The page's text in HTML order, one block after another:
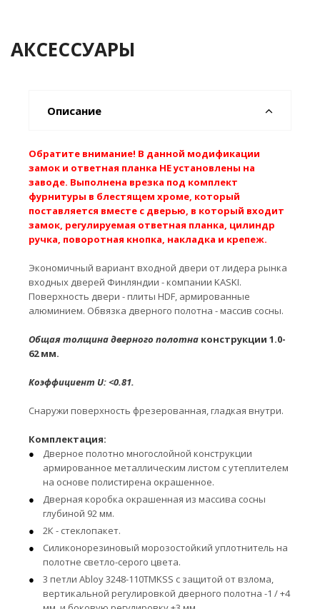
АКСЕССУАРЫ
Описание
Обратите внимание! В данной модификации
замок и ответная планка НЕ установлены на
заводе. Выполнена врезка под комплект
фурнитуры в блестящем хроме, который
поставляется вместе с дверью, в который входит
замок, регулируемая ответная планка, цилиндр
ручка, поворотная кнопка, накладка и крепеж.
Экономичный вариант входной двери от лидера рынка
входных дверей Финляндии - компании KASKI.
Поверхность двери - плиты HDF, армированные
алюминием. Обвязка дверного полотна - массив сосны.
Общая толщина дверного полотна конструкции 1.0-
62 мм.
Коэффициент U:<0.81.
Снаружи поверхность фрезерованная, гладкая внутри.
Комплектация:
Дверное полотно многослойной конструкции
армированное металлическим листом с утеплителем
на основе полистирена окрашенное.
Дверная коробка окрашенная из массива сосны
глубиной 92 мм.
2К - стеклопакет.
Силиконорезиновый морозостойкий уплотнитель на
полотне светло-серого цвета.
3 петли Abloy 3248-110TMKSS с защитой от взлома,
вертикальной регулировкой дверного полотна -1 / +4